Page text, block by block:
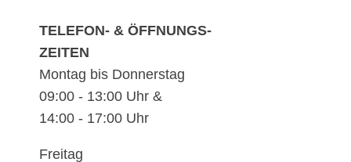
TELEFON- & ÖFFNUNGS-
ZEITEN
Montag bis Donnerstag
09:00 - 13:00 Uhr &
14:00 - 17:00 Uhr
Freitag